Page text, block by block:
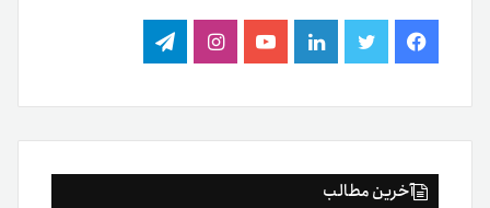
فیس
بوک
توییتر لینکدینیوتیوباینستاگرام
تلگرام
آخرین مطالب